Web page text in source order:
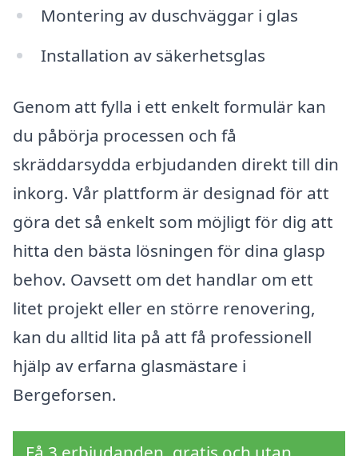
Montering av duschväggar i glas
Installation av säkerhetsglas
Genom att fylla i ett enkelt formulär kan
du påbörja processen och få
skräddarsydda erbjudanden direkt till din
inkorg. Vår plattform är designad för att
göra det så enkelt som möjligt för dig att
hitta den bästa lösningen för dina glasp
behov. Oavsett om det handlar om ett
litet projekt eller en större renovering,
kan du alltid lita på att få professionell
hjälp av erfarna glasmästare i
Bergeforsen.